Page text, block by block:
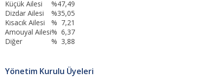
Küçük Ailesi
%47,49
Dizdar Ailesi
%35,05
Kısacık Ailesi
% 7,21
Amouyal Ailesi% 6,37
Diğer
% 3,88
Yönetim Kurulu Üyeleri